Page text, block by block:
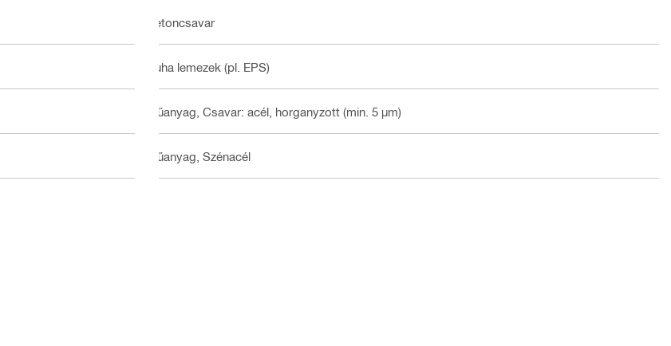
Betoncsavar
Puha lemezek (pl. EPS)
Műanyag, Csavar: acél, horganyzott (min. 5 µm)
Műanyag, Szénacél